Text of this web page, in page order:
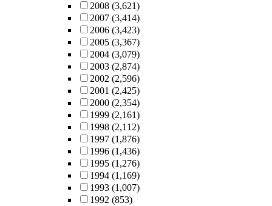
2008 (3,621)
2007 (3,414)
2006 (3,423)
2005 (3,367)
2004 (3,079)
2003 (2,874)
2002 (2,596)
2001 (2,425)
2000 (2,354)
1999 (2,161)
1998 (2,112)
1997 (1,876)
1996 (1,436)
1995 (1,276)
1994 (1,169)
1993 (1,007)
1992 (853)